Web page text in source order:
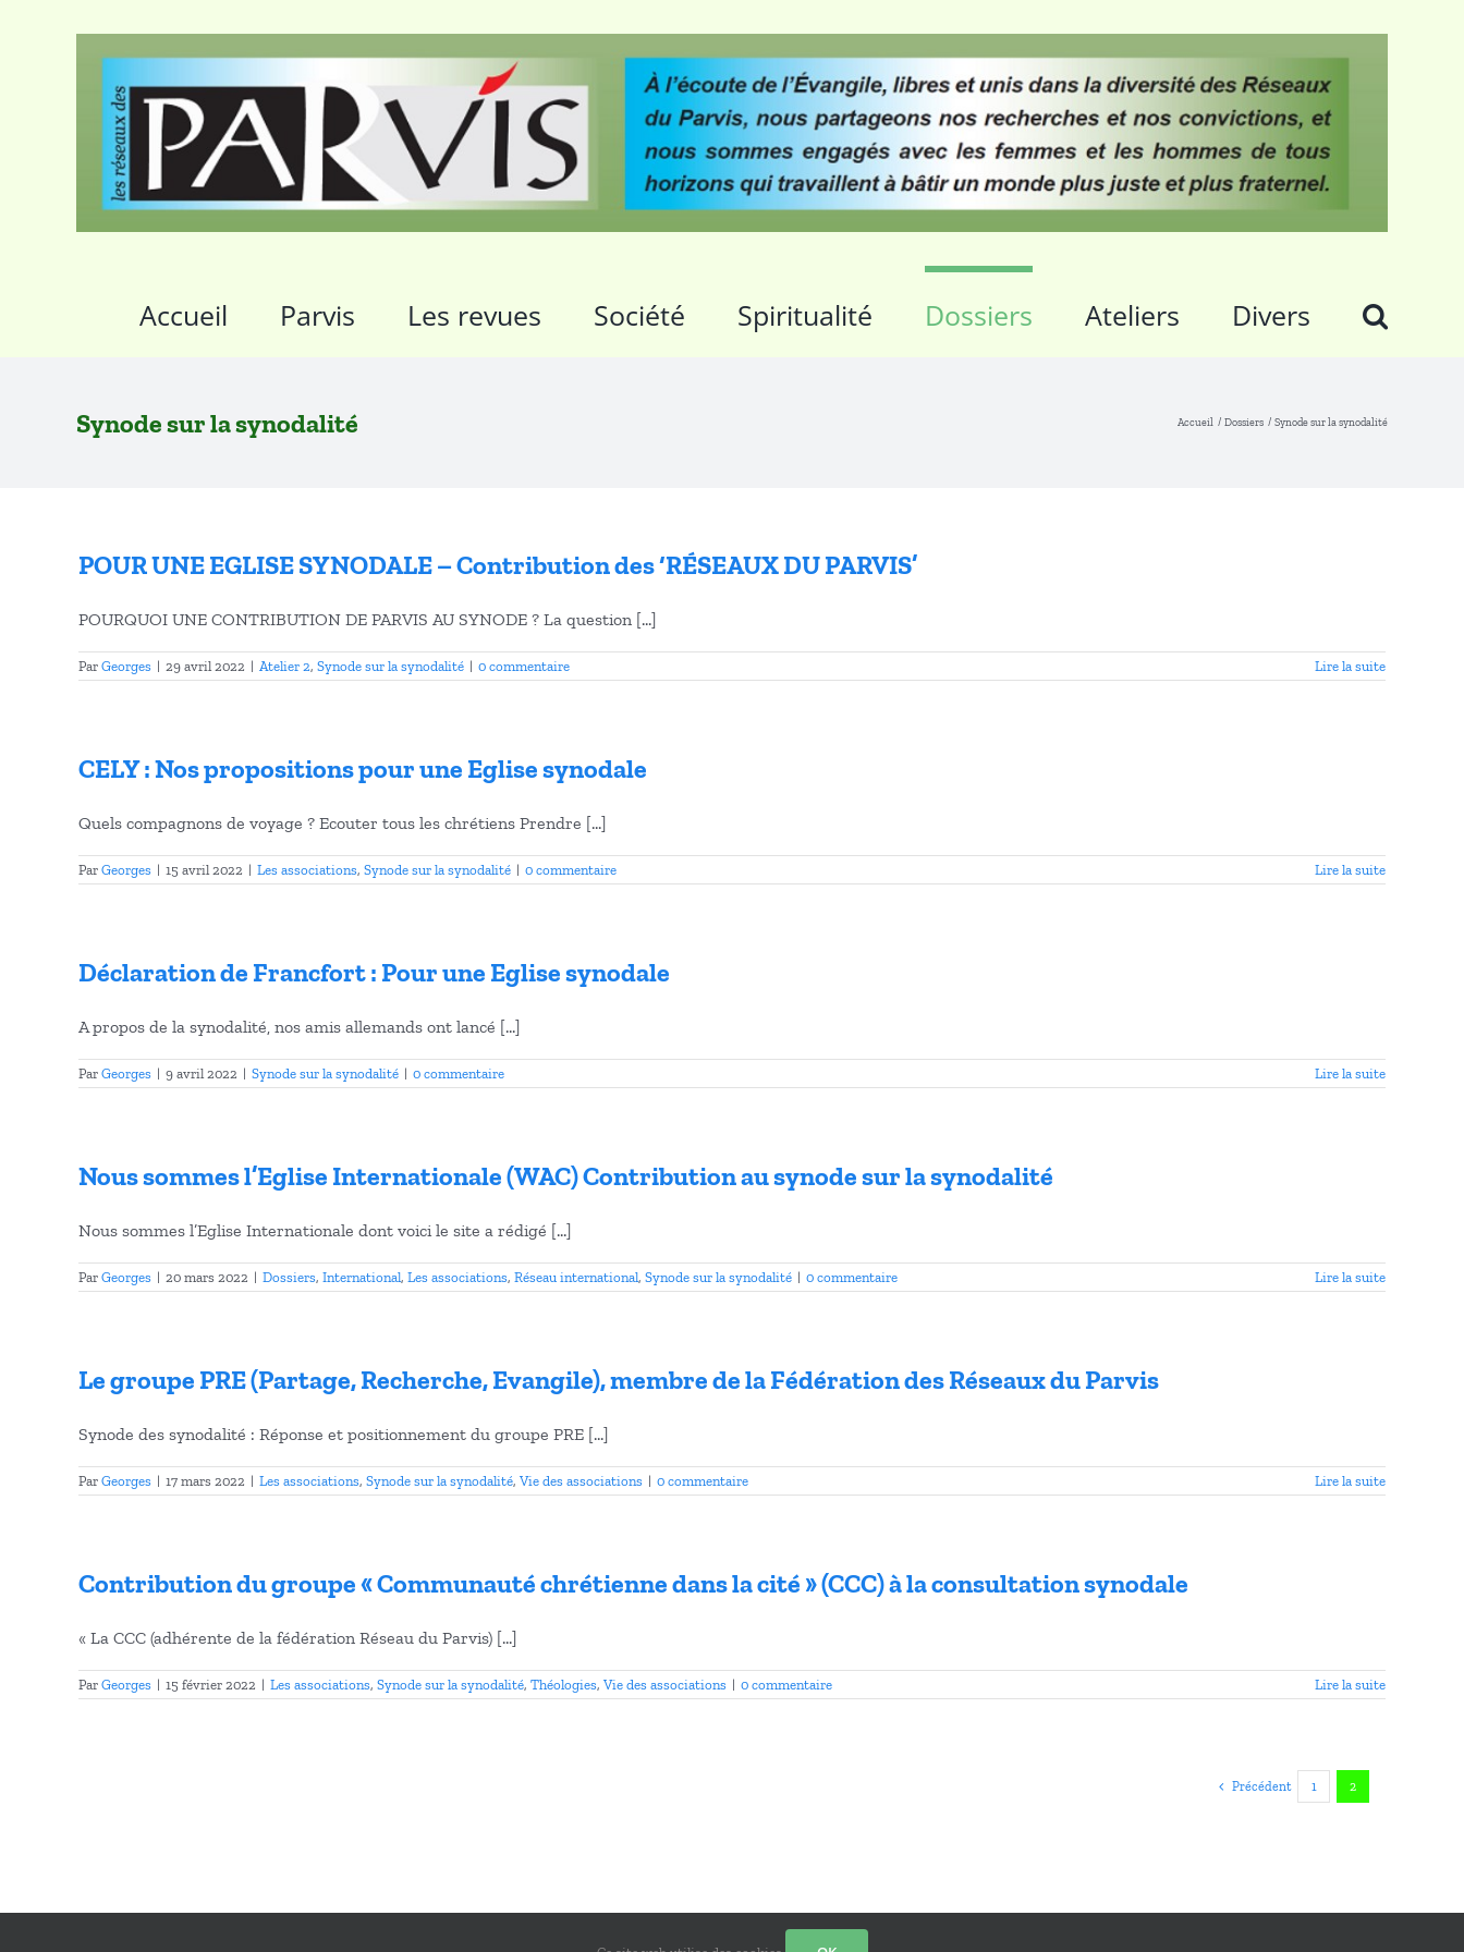
Accueil Parvis Les revues Société Spiritualité Dossiers Ateliers Divers
Synode sur la synodalité Accueil Dossiers Synode sur la synodalité
POUR UNE EGLISE SYNODALE – Contribution des ‘RÉSEAUX DU PARVIS’
POURQUOI UNE CONTRIBUTION DE PARVIS AU SYNODE ? La question [...]
Par Georges | 29 avril 2022 | Atelier 2, Synode sur la synodalité | 0 commentaire Lire la suite
CELY : Nos propositions pour une Eglise synodale
Quels compagnons de voyage ? Ecouter tous les chrétiens Prendre [...]
Par Georges | 15 avril 2022 | Les associations, Synode sur la synodalité | 0 commentaire Lire la suite
Déclaration de Francfort : Pour une Eglise synodale
A propos de la synodalité, nos amis allemands ont lancé [...]
Par Georges | 9 avril 2022 | Synode sur la synodalité | 0 commentaire Lire la suite
Nous sommes l’Eglise Internationale (WAC) Contribution au synode sur la synodalité
Nous sommes l’Eglise Internationale dont voici le site a rédigé [...]
Par Georges | 20 mars 2022 | Dossiers, International, Les associations, Réseau international, Synode sur la synodalité | 0 commentaire Lire la suite
Le groupe PRE (Partage, Recherche, Evangile), membre de la Fédération des Réseaux du Parvis
Synode des synodalité : Réponse et positionnement du groupe PRE [...]
Par Georges | 17 mars 2022 | Les associations, Synode sur la synodalité, Vie des associations | 0 commentaire Lire la suite
Contribution du groupe « Communauté chrétienne dans la cité » (CCC) à la consultation synodale
« La CCC (adhérente de la fédération Réseau du Parvis) [...]
Par Georges | 15 février 2022 | Les associations, Synode sur la synodalité, Théologies, Vie des associations | 0 commentaire Lire la suite
Précédent 1 2